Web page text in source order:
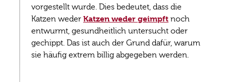
vorgestellt wurde. Dies bedeutet, dass die
Katzen weder Katzen weder geimpft noch
entwurmt, gesundheitlich untersucht oder
gechippt. Das ist auch der Grund dafür, warum
sie häufig extrem billig abgegeben werden.